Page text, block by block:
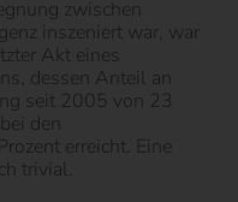
zwischen
inszeniert war, war
Akt eines
dessen Anteil an
seit 2005 von 23
den
erreicht. Eine
trivial.